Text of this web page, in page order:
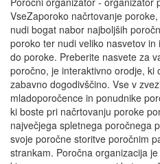
VseZaporoko načrtovanje
nudi bogat nabor najboljših
poroko ter nudi veliko nasvetov
do poroke. Preberite nasvete za
poročno, je interaktivno orodje,
zabavno dogodivščino. Vse v
mladoporočence in ponudnike
ki boste pri načrtovanju poroke
največjega spletnega poročnega
svoje poročne storitve poročnim
strankam. Poročna organizacija